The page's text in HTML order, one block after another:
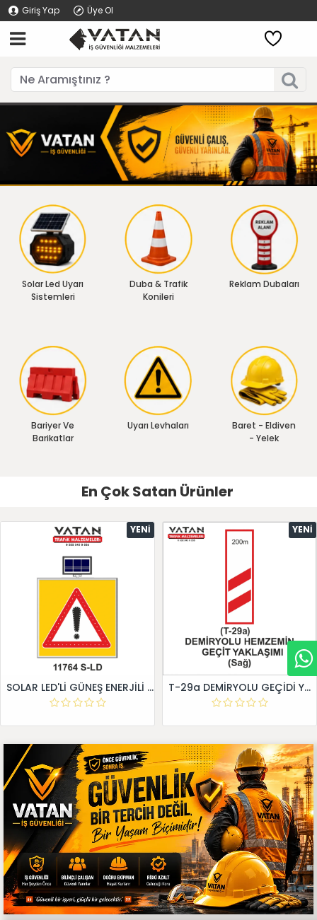
Giriş Yap Üye Ol
Solar Led Uyarı
Sistemleri
Duba & Trafik
Konileri
Reklam Dubaları
Bariyer Ve
Barikatlar
Uyarı Levhaları
Baret - Eldiven
- Yelek
En Çok Satan Ürünler
YENI
SOLAR LED'Lİ GÜNEŞ ENERJİLİ LEVHA
YENI
T-29a DEMİRYOLU GEÇİDİ YAKLAŞIM LEVHALARI (Sağ)